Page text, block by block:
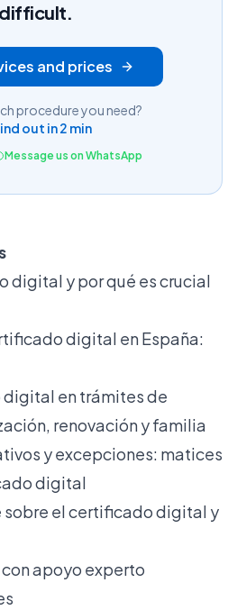
difficult.
and prices
procedure you need?
out in 2 min
Message us on WhatsApp
digital y por qué es crucial
digital en España:
en trámites de
renovación y familia
y excepciones: matices
digital
sobre el certificado digital y
apoyo experto